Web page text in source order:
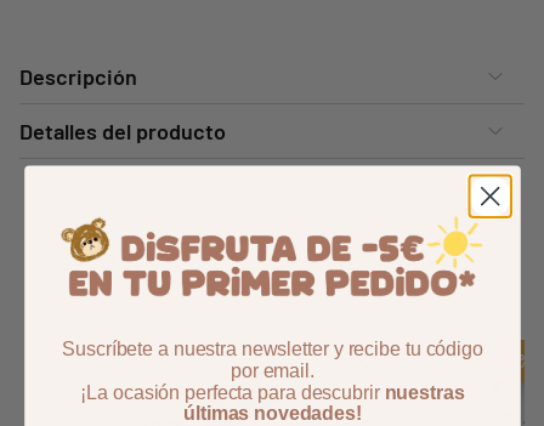
Descripción
Detalles del producto
También podría interesarle
Aggiungi ai preferiti
borrar favoritos
-60% -62,67%
Suscríbete a nuestra newsletter y recibe tu código
por email.
¡La ocasión perfecta para descubrir nuestras
últimas novedades!